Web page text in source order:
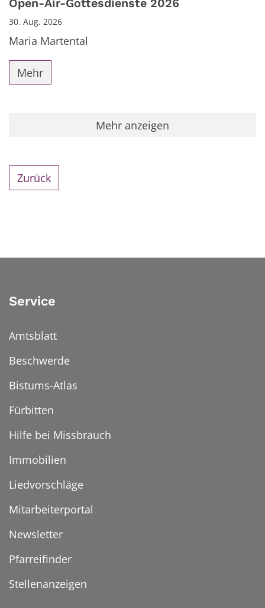
Open-Air-Gottesdienste 2026
30. Aug. 2026
Maria Martental
Mehr
Mehr anzeigen
Zurück
Service
Amtsblatt
Beschwerde
Bistums-Atlas
Fürbitten
Hilfe bei Missbrauch
Immobilien
Liedvorschläge
Mitarbeiterportal
Newsletter
Pfarreifinder
Stellenanzeigen